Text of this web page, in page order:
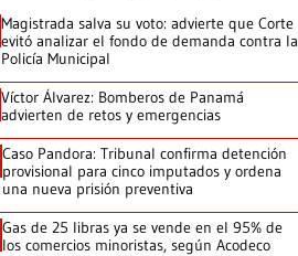
Magistrada salva su voto: advierte que Corte
evitó analizar el fondo de demanda contra la
Policía Municipal
Víctor Álvarez: Bomberos de Panamá
advierten de retos y emergencias
Caso Pandora: Tribunal confirma detención
provisional para cinco imputados y ordena
una nueva prisión preventiva
Gas de 25 libras ya se vende en el 95% de
los comercios minoristas, según Acodeco